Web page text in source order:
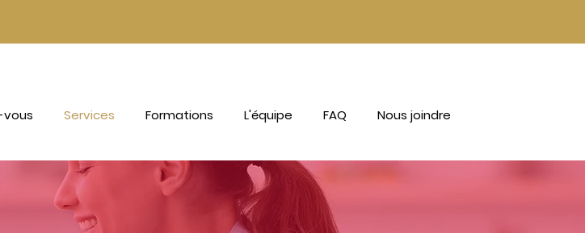
vous Services Formations L'équipe FAQ Nous joindre